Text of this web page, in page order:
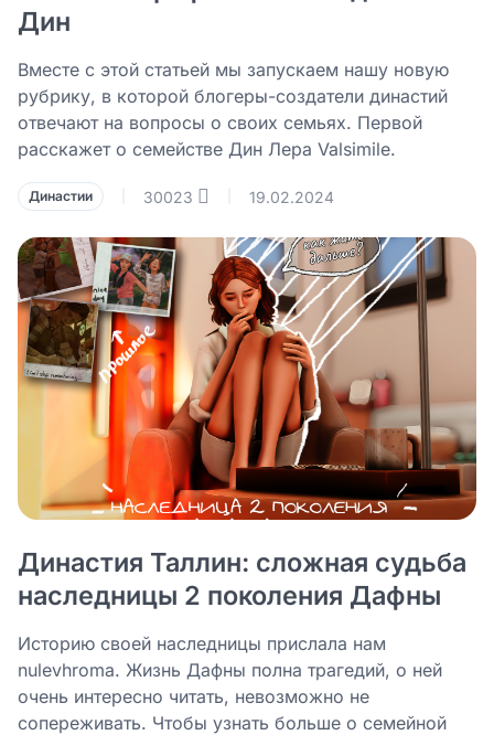
Дин
Вместе с этой статьей мы запускаем нашу новую
рубрику, в которой блогеры-создатели династий
отвечают на вопросы о своих семьях. Первой
расскажет о семействе Дин Лера Valsimile.
Династии 30023 19.02.2024
Династия Таллин: сложная судьба
наследницы 2 поколения Дафны
Историю своей наследницы прислала нам
nulevhroma. Жизнь Дафны полна трагедий, о ней
очень интересно читать, невозможно не
сопереживать. Чтобы узнать больше о семейной